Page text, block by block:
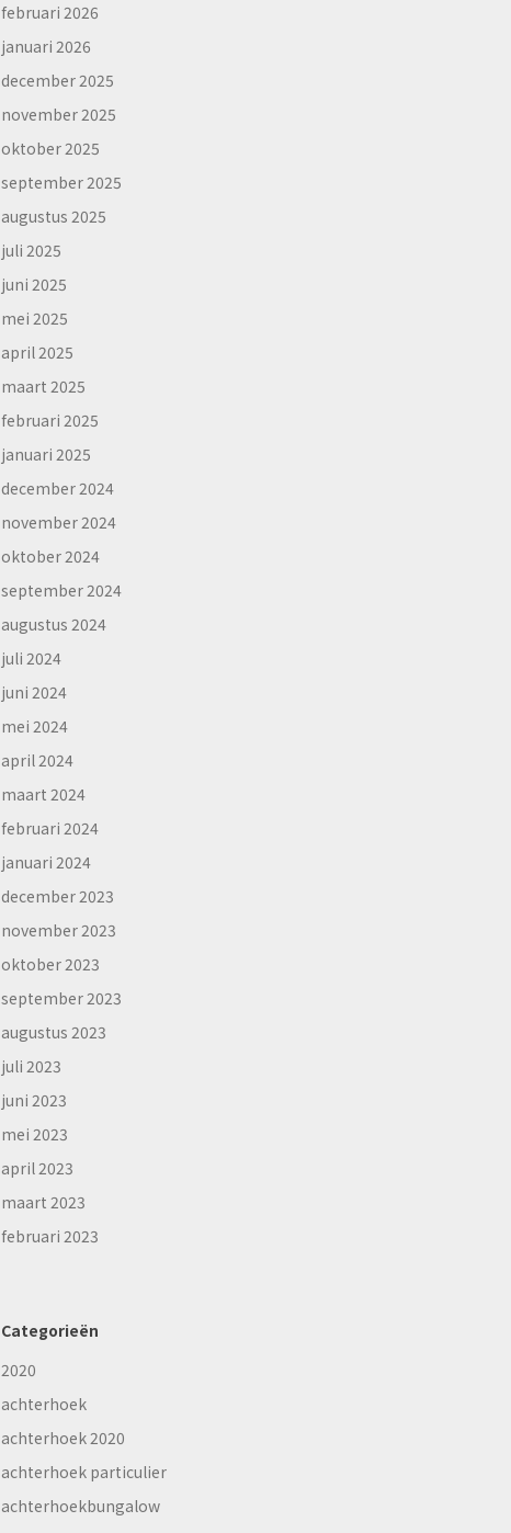
februari 2026
januari 2026
december 2025
november 2025
oktober 2025
september 2025
augustus 2025
juli 2025
juni 2025
mei 2025
april 2025
maart 2025
februari 2025
januari 2025
december 2024
november 2024
oktober 2024
september 2024
augustus 2024
juli 2024
juni 2024
mei 2024
april 2024
maart 2024
februari 2024
januari 2024
december 2023
november 2023
oktober 2023
september 2023
augustus 2023
juli 2023
juni 2023
mei 2023
april 2023
maart 2023
februari 2023
Categorieën
2020
achterhoek
achterhoek 2020
achterhoek particulier
achterhoekbungalow